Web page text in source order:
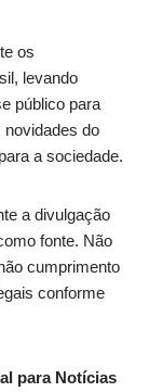
os
levando
público para
do
a sociedade.
a divulgação
fonte. Não
cumprimento
conforme
para Notícias